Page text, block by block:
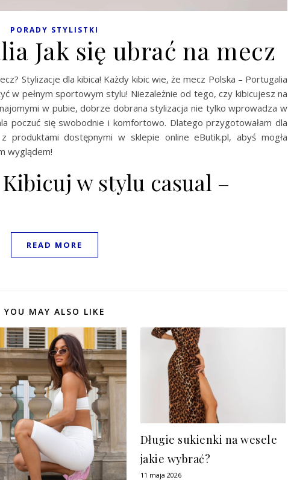
PORADY STYLISTKI
Jak się ubrać na mecz
Stylizacje dla kibica! Każdy kibic wie, że mecz Polska – Portugalia
w pełnym sportowym stylu! Niezależnie od tego, czy kibicujesz na
w pubie, dobrze dobrana stylizacja nie tylko wprowadza w
poczuć się swobodnie i komfortowo. Dlatego przygotowałam dla
produktami dostępnymi w sklepie online eButik.pl, abyś mogła
wyglądem!
w stylu casual –
READ MORE
YOU MAY ALSO LIKE
Długie sukienki na wesele
jakie wybrać?
11 maja 2026